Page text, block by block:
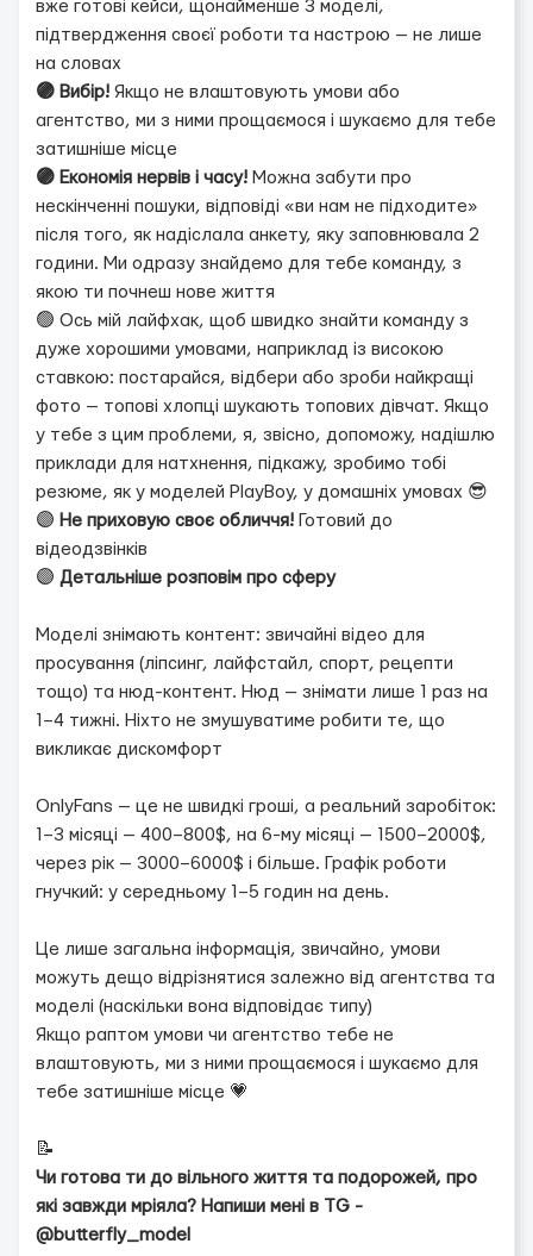
вже готові кейси, щонайменше 3 моделі,
підтвердження своєї роботи та настрою — не лише
на словах
🟣 Вибір! Якщо не влаштовують умови або
агентство, ми з ними прощаємося і шукаємо для тебе
затишніше місце
🟣 Економія нервів і часу! Можна забути про
нескінченні пошуки, відповіді «ви нам не підходите»
після того, як надіслала анкету, яку заповнювала 2
години. Ми одразу знайдемо для тебе команду, з
якою ти почнеш нове життя
🟢 Ось мій лайфхак, щоб швидко знайти команду з
дуже хорошими умовами, наприклад із високою
ставкою: постарайся, відбери або зроби найкращі
фото — топові хлопці шукають топових дівчат. Якщо
у тебе з цим проблеми, я, звісно, допоможу, надішлю
приклади для натхнення, підкажу, зробимо тобі
резюме, як у моделей PlayBoy, у домашніх умовах 😎
🟣 Не приховую своє обличчя! Готовий до
відеодзвінків
🟣 Детальніше розповім про сферу
Моделі знімають контент: звичайні відео для
просування (ліпсинг, лайфстайл, спорт, рецепти
тощо) та нюд-контент. Нюд — знімати лише 1 раз на
1–4 тижні. Ніхто не змушуватиме робити те, що
викликає дискомфорт
OnlyFans — це не швидкі гроші, а реальний заробіток:
1–3 місяці — 400–800$, на 6-му місяці — 1500–2000$,
через рік — 3000–6000$ і більше. Графік роботи
гнучкий: у середньому 1–5 годин на день.
Це лише загальна інформація, звичайно, умови
можуть дещо відрізнятися залежно від агентства та
моделі (наскільки вона відповідає типу)
Якщо раптом умови чи агентство тебе не
влаштовують, ми з ними прощаємося і шукаємо для
тебе затишніше місце 💗
📝
Чи готова ти до вільного життя та подорожей, про
які завжди мріяла? Напиши мені в TG -
@butterfly_model